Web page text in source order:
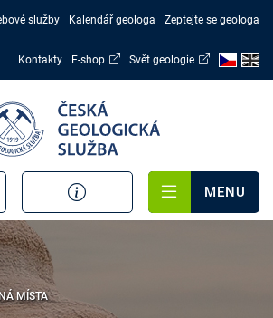
služby Kalendář geologa Zeptejte se geologa
Kontakty E-shop Svět geologie
MENU
MÍSTA